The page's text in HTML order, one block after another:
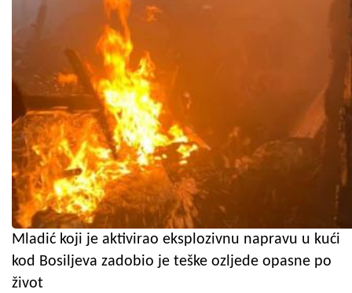
Mladić koji je aktivirao eksplozivnu napravu u kući
kod Bosiljeva zadobio je teške ozljede opasne po
život